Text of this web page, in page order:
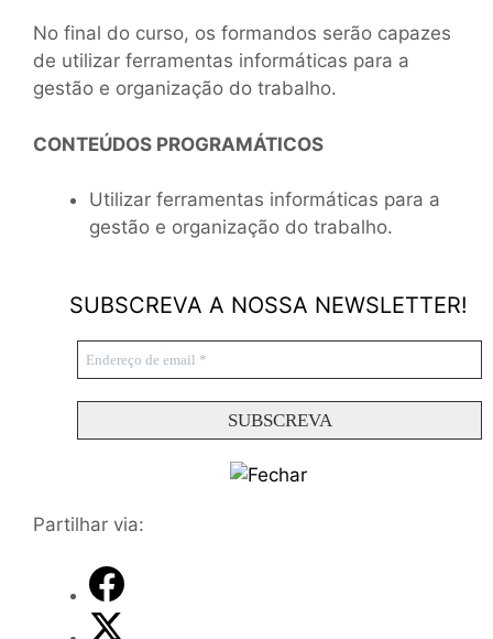
No final do curso, os formandos serão capazes
de utilizar ferramentas informáticas para a
gestão e organização do trabalho.
CONTEÚDOS PROGRAMÁTICOS
Utilizar ferramentas informáticas para a
gestão e organização do trabalho.
SUBSCREVA A NOSSA NEWSLETTER!
Partilhar via: